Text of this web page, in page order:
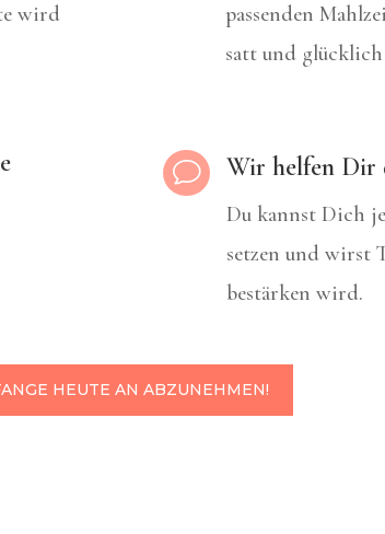
wird
passenden
satt und glücklich
v Wir helfen Dir
Du kannst Dich
setzen und wirst
bestärken wird.
HEUTE AN ABZUNEHMEN!